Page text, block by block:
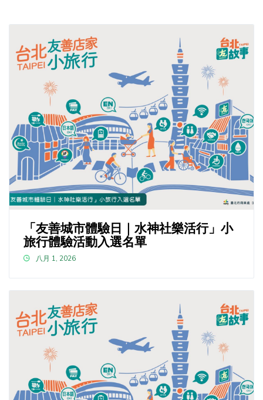
「友善城市體驗日｜水神社樂活行」小
旅行體驗活動入選名單
八月 1, 2026